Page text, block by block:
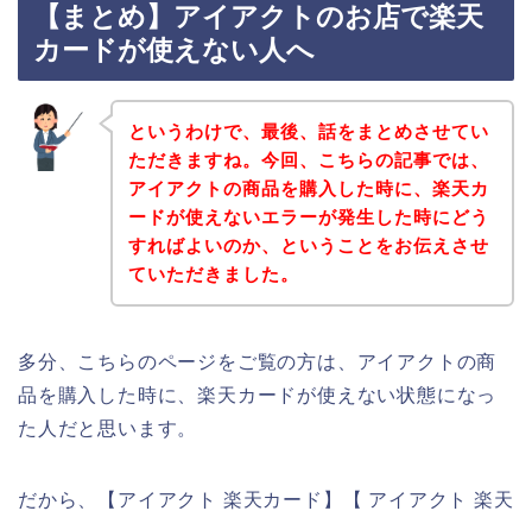
【まとめ】アイアクトのお店で楽天
カードが使えない人へ
というわけで、最後、話をまとめさせてい
ただきますね。今回、こちらの記事では、
アイアクトの商品を購入した時に、楽天カ
ードが使えないエラーが発生した時にどう
すればよいのか、ということをお伝えさせ
ていただきました。
多分、こちらのページをご覧の方は、アイアクトの商
品を購入した時に、楽天カードが使えない状態になっ
た人だと思います。
だから、【アイアクト 楽天カード】【 アイアクト 楽天